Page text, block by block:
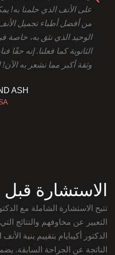
على الأنف الذي حلمنا به!
من أفضل أطباء تجميل
الوحيد الذي نثق به، خاصة
الثانوية كما فعلنا. إنه حقًا
وثقة أكبر مما نشعر به الآن!
ASH
الاستشارة قبل
تتيح الاستشارة الشاملة مع
التعبير عن مخاوفهم والنتائج
الدكتور أكيبايام بتقييم بنية
الناتجة عن الجراحة السابقة.